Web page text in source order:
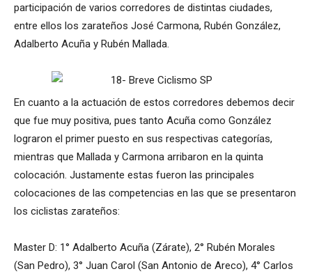
participación de varios corredores de distintas ciudades,
entre ellos los zarateños José Carmona, Rubén González,
Adalberto Acuña y Rubén Mallada.
En cuanto a la actuación de estos corredores debemos decir
que fue muy positiva, pues tanto Acuña como González
lograron el primer puesto en sus respectivas categorías,
mientras que Mallada y Carmona arribaron en la quinta
colocación. Justamente estas fueron las principales
colocaciones de las competencias en las que se presentaron
los ciclistas zarateños:
Master D: 1° Adalberto Acuña (Zárate), 2° Rubén Morales
(San Pedro), 3° Juan Carol (San Antonio de Areco), 4° Carlos